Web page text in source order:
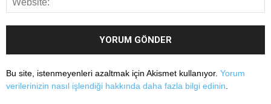
Bu site, istenmeyenleri azaltmak için Akismet kullanıyor. Yorum
verilerinizin nasıl işlendiği hakkında daha fazla bilgi edinin